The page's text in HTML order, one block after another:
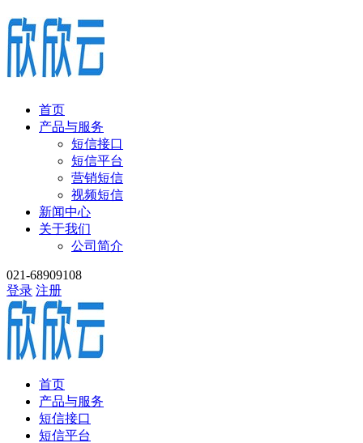
首页
产品与服务
短信接口
短信平台
营销短信
视频短信
新闻中心
关于我们
公司简介
021-68909108
登录 注册
首页
产品与服务
短信接口
短信平台